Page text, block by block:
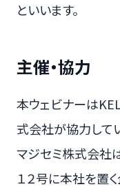
といいます。
主催・協力
本ウェビナーは
式会社が協力して
マジセミ株式会社
１２号に本社を置く